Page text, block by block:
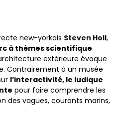
new-yorkais Steven Holl,
à thèmes scientifique
extérieure évoque
Contrairement à un musée
l’interactivité, le ludique
pour faire comprendre les
des vagues, courants marins,